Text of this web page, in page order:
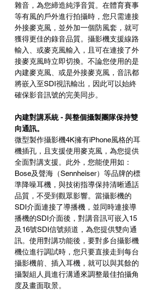
雜音，為您締造純淨音質。在體育賽事
等有風的戶外進行拍攝時，您只需連接
外接麥克風，並外加一個防風套，就可
獲得更佳的錄音品質。攝影機支援線路
輸入、或麥克風輸入，且可在連接了外
接麥克風時立即切換。不論您使用的是
內建麥克風、或是外接麥克風，音訊都
將嵌入至SDI視訊輸出，因此可以始終
確保影音訊號的完美同步。
內建對講系統 - 與整個攝製團隊保持雙
向通訊。
微型製作攝影機4K擁有iPhone風格的耳
機插孔，且支援使用麥克風，為您提供
全面對講支援。此外，您能使用如：
Bose及聲海（Sennheiser）等品牌的標
準降噪耳機，與技術指導保持清晰通話
品質，不受到觀眾影響。當攝影機的
SDI介面連接了導播機，並同時連接導
播機的SDI介面後，對講音訊可嵌入15
及16號SDI信號頻道，為您提供雙向通
訊。使用對講功能後，要對多台攝影機
機位進行調試時，您只要直接走到每台
攝影機前、插入耳機，就可以與其餘的
攝製組人員進行溝通來調整最佳拍攝角
度及畫面取景。